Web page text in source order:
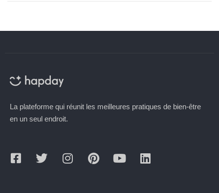
La plateforme qui réunit les meilleures pratiques de bien-être
en un seul endroit.